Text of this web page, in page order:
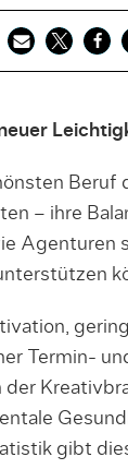
Beruf
– ihre
Agenturen
Termin-
der
gibt